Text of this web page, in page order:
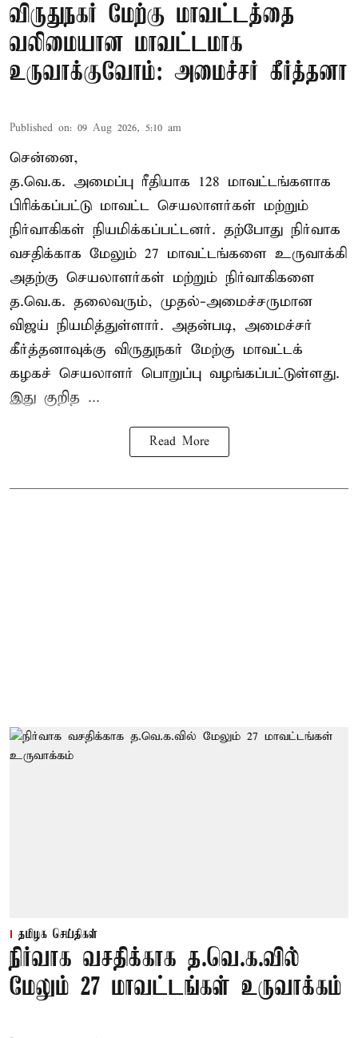
விருதுநகர் மேற்கு மாவட்டத்தை
வலிமையான மாவட்டமாக
உருவாக்குவோம்: அமைச்சர் கீர்த்தனா
Published on: 09 Aug 2026, 5:10 am
சென்னை,
த.வெ.க. அமைப்பு ரீதியாக 128 மாவட்டங்களாக
பிரிக்கப்பட்டு மாவட்ட செயலாளர்கள் மற்றும்
நிர்வாகிகள் நியமிக்கப்பட்டனர். தற்போது நிர்வாக
வசதிக்காக மேலும் 27 மாவட்டங்களை உருவாக்கி
அதற்கு செயலாளர்கள் மற்றும் நிர்வாகிகளை
த.வெ.க. தலைவரும், முதல்-அமைச்சருமான
விஜய் நியமித்துள்ளார். அதன்படி, அமைச்சர்
கீர்த்தனாவுக்கு விருதுநகர் மேற்கு மாவட்டக்
கழகச் செயலாளர் பொறுப்பு வழங்கப்பட்டுள்ளது.
இது குறித ...
Read More
தமிழக செய்திகள்
நிர்வாக வசதிக்காக த.வெ.க.வில்
மேலும் 27 மாவட்டங்கள் உருவாக்கம்